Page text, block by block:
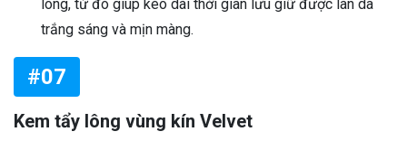
lông, từ đó giúp kéo dài thời gian lưu giữ được làn da
trắng sáng và mịn màng.
#07
Kem tẩy lông vùng kín Velvet